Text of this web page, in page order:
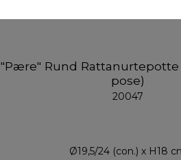
"Pære" Rund Rattanurtepotte
pose)
20047
Ø19,5/24 (con.) x H18